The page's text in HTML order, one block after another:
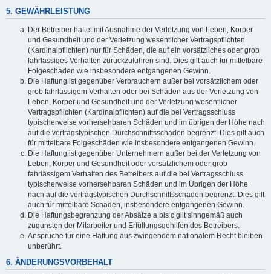
5. GEWÄHRLEISTUNG
Der Betreiber haftet mit Ausnahme der Verletzung von Leben, Körper
und Gesundheit und der Verletzung wesentlicher Vertragspflichten
(Kardinalpflichten) nur für Schäden, die auf ein vorsätzliches oder grob
fahrlässiges Verhalten zurückzuführen sind. Dies gilt auch für mittelbare
Folgeschäden wie insbesondere entgangenen Gewinn.
Die Haftung ist gegenüber Verbrauchern außer bei vorsätzlichem oder
grob fahrlässigem Verhalten oder bei Schäden aus der Verletzung von
Leben, Körper und Gesundheit und der Verletzung wesentlicher
Vertragspflichten (Kardinalpflichten) auf die bei Vertragsschluss
typischerweise vorhersehbaren Schäden und im übrigen der Höhe nach
auf die vertragstypischen Durchschnittsschäden begrenzt. Dies gilt auch
für mittelbare Folgeschäden wie insbesondere entgangenen Gewinn.
Die Haftung ist gegenüber Unternehmern außer bei der Verletzung von
Leben, Körper und Gesundheit oder vorsätzlichem oder grob
fahrlässigem Verhalten des Betreibers auf die bei Vertragsschluss
typischerweise vorhersehbaren Schäden und im Übrigen der Höhe
nach auf die vertragstypischen Durchschnittsschäden begrenzt. Dies gilt
auch für mittelbare Schäden, insbesondere entgangenen Gewinn.
Die Haftungsbegrenzung der Absätze a bis c gilt sinngemäß auch
zugunsten der Mitarbeiter und Erfüllungsgehilfen des Betreibers.
Ansprüche für eine Haftung aus zwingendem nationalem Recht bleiben
unberührt.
6. ÄNDERUNGSVORBEHALT